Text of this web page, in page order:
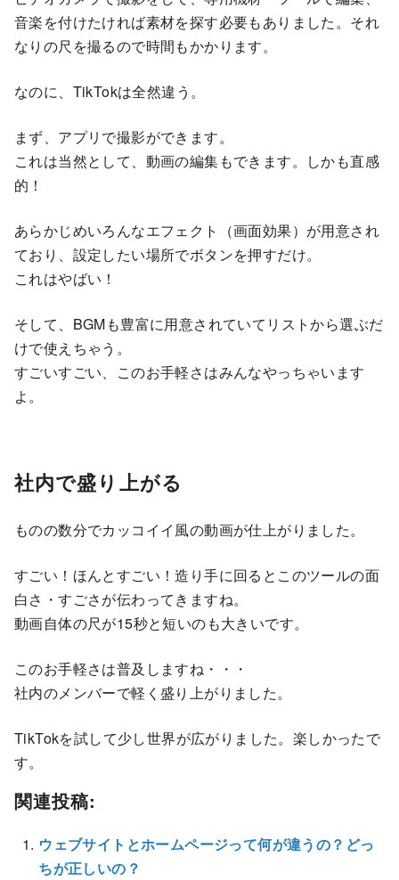
音楽を付けたければ素材を探す必要もありました。それ
なりの尺を撮るので時間もかかります。
なのに、TikTokは全然違う。
まず、アプリで撮影ができます。
これは当然として、動画の編集もできます。しかも直感
的！
あらかじめいろんなエフェクト（画面効果）が用意され
ており、設定したい場所でボタンを押すだけ。
これはやばい！
そして、BGMも豊富に用意されていてリストから選ぶだ
けで使えちゃう。
すごいすごい、このお手軽さはみんなやっちゃいます
よ。
社内で盛り上がる
ものの数分でカッコイイ風の動画が仕上がりました。
すごい！ほんとすごい！造り手に回るとこのツールの面
白さ・すごさが伝わってきますね。
動画自体の尺が15秒と短いのも大きいです。
このお手軽さは普及しますね・・・
社内のメンバーで軽く盛り上がりました。
TikTokを試して少し世界が広がりました。楽しかったで
す。
関連投稿:
ウェブサイトとホームページって何が違うの？どっ
ちが正しいの？